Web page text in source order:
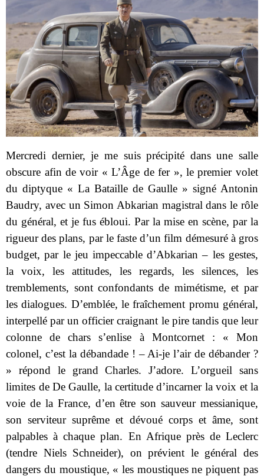
Mercredi dernier, je me suis précipité dans une salle
obscure afin de voir « L’Âge de fer », le premier volet
du diptyque « La Bataille de Gaulle » signé Antonin
Baudry, avec un Simon Abkarian magistral dans le rôle
du général, et je fus ébloui. Par la mise en scène, par la
rigueur des plans, par le faste d’un film démesuré à gros
budget, par le jeu impeccable d’Abkarian – les gestes,
la voix, les attitudes, les regards, les silences, les
tremblements, sont confondants de mimétisme, et par
les dialogues. D’emblée, le fraîchement promu général,
interpellé par un officier craignant le pire tandis que leur
colonne de chars s’enlise à Montcornet : « Mon
colonel, c’est la débandade ! – Ai-je l’air de débander ?
» répond le grand Charles. J’adore. L’orgueil sans
limites de De Gaulle, la certitude d’incarner la voix et la
voie de la France, d’en être son sauveur messianique,
son serviteur suprême et dévoué corps et âme, sont
palpables à chaque plan. En Afrique près de Leclerc
(tendre Niels Schneider), on prévient le général des
dangers du moustique, « les moustiques ne piquent pas